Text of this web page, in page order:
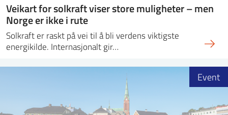
Veikart for solkraft viser store muligheter – men
Norge er ikke i rute
Solkraft er raskt på vei til å bli verdens viktigste
energikilde. Internasjonalt gir…
Event